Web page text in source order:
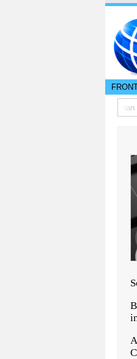
Prestamonan